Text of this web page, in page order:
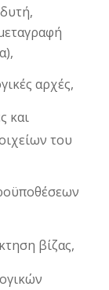
αρχές,
και
του
βίζας,